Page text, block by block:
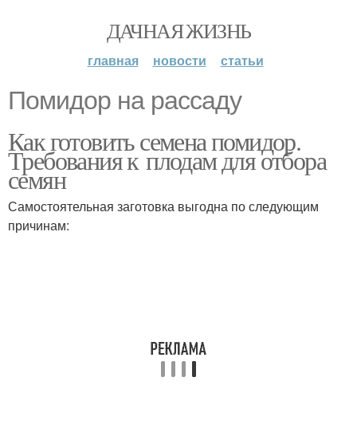
ДАЧНАЯ ЖИЗНЬ
главная новости статьи
Помидор на рассаду
Как готовить семена помидор.
Требования к плодам для отбора
семян
Самостоятельная заготовка выгодна по следующим
причинам: